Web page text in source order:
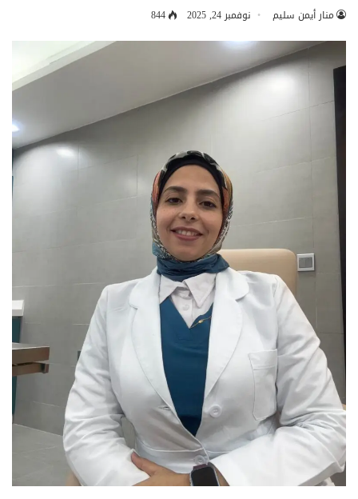
منار أيمن سليم نوفمبر 24, 2025 844